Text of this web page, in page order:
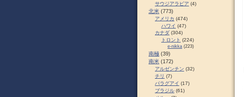
サウジアラビア (4)
北米 (773)
アメリカ (474)
ハワイ (47)
カナダ (304)
トロント (224)
e-nikka (223)
南極 (39)
南米 (172)
アルゼンチン (32)
チリ (7)
パラグアイ (17)
ブラジル (61)